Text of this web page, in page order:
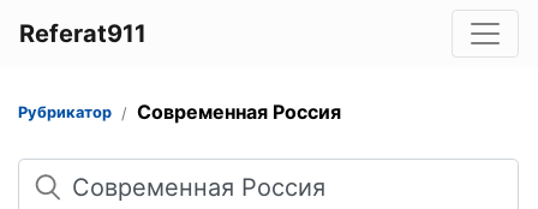
Referat911
Рубрикатор Современная Россия
Поиск